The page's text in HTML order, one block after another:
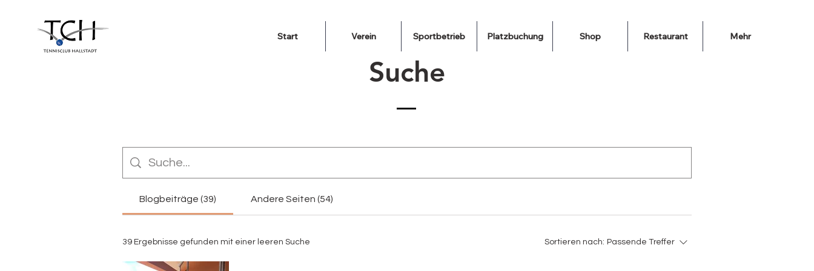
Start Verein Sportbetrieb Platzbuchung Shop Restaurant Mehr
Suche
Blogbeiträge (39) Andere Seiten (54)
39 Ergebnisse gefunden mit einer leeren Suche Sortieren nach: Passende Treffer